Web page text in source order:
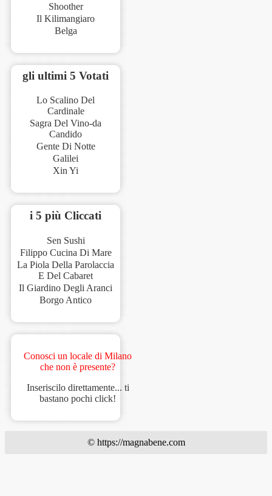
Shoother
Il Kilimangiaro
Belga
gli ultimi 5 Votati
Lo Scalino Del
Cardinale
Sagra Del Vino-da
Candido
Gente Di Notte
Galilei
Xin Yi
i 5 più Cliccati
Sen Sushi
Filippo Cucina Di Mare
La Piola Della Parolaccia
E Del Cabaret
Il Giardino Degli Aranci
Borgo Antico
Conosci un locale di Milano
che non è presente?
Inseriscilo direttamente... ti
bastano pochi click!
© https://magnabene.com